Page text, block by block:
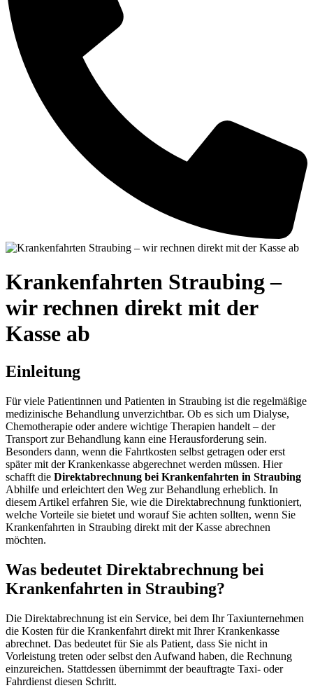
Krankenfahrten Straubing –
wir rechnen direkt mit der
Kasse ab
Einleitung
Für viele Patientinnen und Patienten in Straubing ist die regelmäßige
medizinische Behandlung unverzichtbar. Ob es sich um Dialyse,
Chemotherapie oder andere wichtige Therapien handelt – der
Transport zur Behandlung kann eine Herausforderung sein.
Besonders dann, wenn die Fahrtkosten selbst getragen oder erst
später mit der Krankenkasse abgerechnet werden müssen. Hier
schafft die Direktabrechnung bei Krankenfahrten in Straubing
Abhilfe und erleichtert den Weg zur Behandlung erheblich. In
diesem Artikel erfahren Sie, wie die Direktabrechnung funktioniert,
welche Vorteile sie bietet und worauf Sie achten sollten, wenn Sie
Krankenfahrten in Straubing direkt mit der Kasse abrechnen
möchten.
Was bedeutet Direktabrechnung bei
Krankenfahrten in Straubing?
Die Direktabrechnung ist ein Service, bei dem Ihr Taxiunternehmen
die Kosten für die Krankenfahrt direkt mit Ihrer Krankenkasse
abrechnet. Das bedeutet für Sie als Patient, dass Sie nicht in
Vorleistung treten oder selbst den Aufwand haben, die Rechnung
einzureichen. Stattdessen übernimmt der beauftragte Taxi- oder
Fahrdienst diesen Schritt.